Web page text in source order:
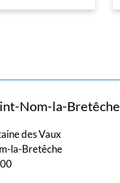
Nom-la-Bretêche
des Vaux
la-Bretêche